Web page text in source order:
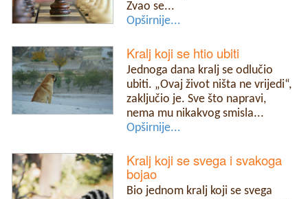
Zvao se...
Opširnije...
Kralj koji se htio ubiti
Jednoga dana kralj se odlučio
ubiti. „Ovaj život ništa ne vrijedi“,
zaključio je. Sve što napravi,
nema mu nikakvog smisla...
Opširnije...
Kralj koji se svega i svakoga
bojao
Bio jednom kralj koji se svega